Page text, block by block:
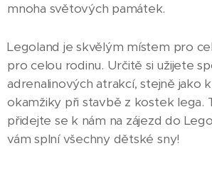
mnoha světových památek.
Legoland je skvělým místem pro
pro celou rodinu. Určitě si užijete
adrenalinových atrakcí, stejně jako
okamžiky při stavbě z kostek lega.
přidejte se k nám na zájezd do
vám splní všechny dětské sny!